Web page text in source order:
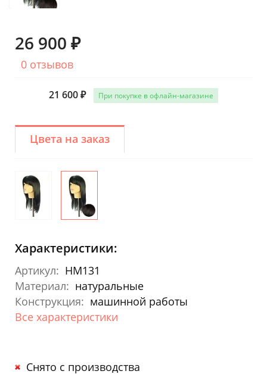
26 900 ₽
0 отзывов
21 600 ₽ При покупке в офлайн-магазине
Цвета на заказ
Характеристики:
Артикул: HM131
Материал: натуральные
Конструкция: машинной работы
Все характеристики
Снято с производства